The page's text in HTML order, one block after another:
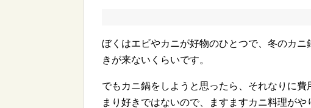
ぼくはエビやカニが好物のひとつで、冬のカ
きが来ないくらいです。
でもカニ鍋をしようと思ったら、それなりに
まり好きではないので、ますますカニ料理がや